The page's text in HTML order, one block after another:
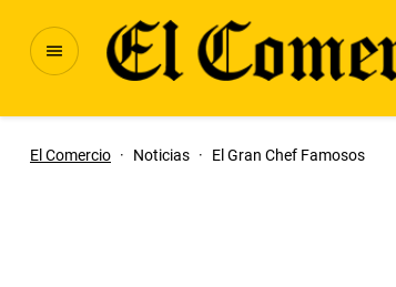
El Comercio · Noticias · El Gran Chef Famosos